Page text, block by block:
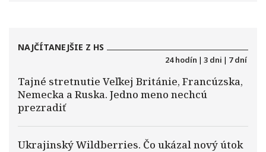
NAJČÍTANEJŠIE Z HS
24 hodín | 3 dni | 7 dní
Tajné stretnutie Veľkej Británie, Francúzska,
Nemecka a Ruska. Jedno meno nechcú
prezradiť
Ukrajinský Wildberries. Čo ukázal nový útok